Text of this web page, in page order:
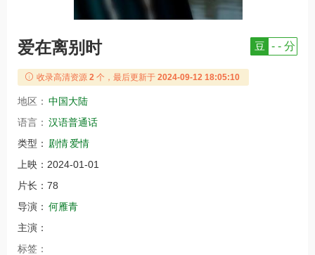
爱在离别时 豆 - - 分
收录高清资源 2 个，最后更新于 2024-09-12 18:05:10
地区： 中国大陆
语言： 汉语普通话
类型： 剧情爱情
上映： 2024-01-01
片长： 78
导演： 何雁青
主演：
标签：